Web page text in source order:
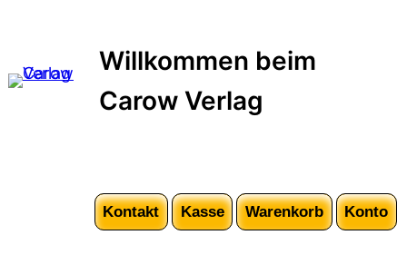
springen
Willkommen beim
Carow Verlag
Kontakt Kasse Warenkorb Konto